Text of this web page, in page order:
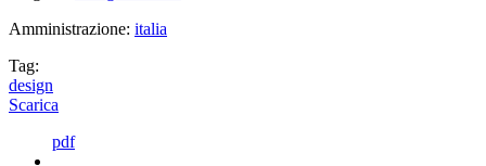
Amministrazione: italia
Tag:
design
Scarica
pdf